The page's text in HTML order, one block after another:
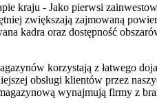
kraju - Jako pierwsi
zwiększają zajmowaną
kadra oraz dostępność
korzystają z łatwego
obsługi klientów przez
wynajmują firmy z